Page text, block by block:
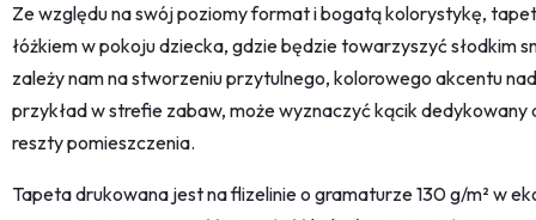
Ze względu na swój poziomy format i bogatą kolorystykę,
łóżkiem w pokoju dziecka, gdzie będzie towarzyszyć słodkim
zależy nam na stworzeniu przytulnego, kolorowego akcentu
przykład w strefie zabaw, może wyznaczyć kącik
reszty pomieszczenia.
Tapeta drukowana jest na flizelinie o gramaturze 130 g/m² w